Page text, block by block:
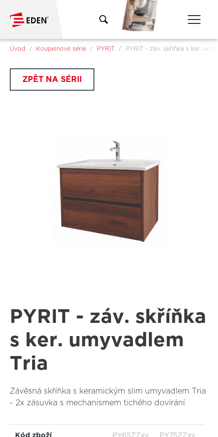
Jsi tady:
Úvod Koupelnové série PYRIT PYRIT - záv. skříňka s ker.
ZPĚT NA SÉRII
PYRIT - záv. skříňka
s ker. umyvadlem
Tria
Závěsná skříňka s keramickým slim umyvadlem Tria
- 2x zásuvka s mechanismem tichého dovírání
Kód zboží PY65ZZxy PY75ZZxy